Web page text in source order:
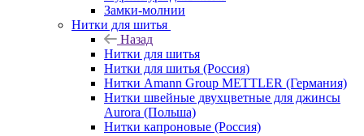
Замки-молнии
Нитки для шитья
Назад
Нитки для шитья
Нитки для шитья (Россия)
Нитки Amann Group METTLER (Германия)
Нитки швейные двухцветные для джинсы
Aurora (Польша)
Нитки капроновые (Россия)